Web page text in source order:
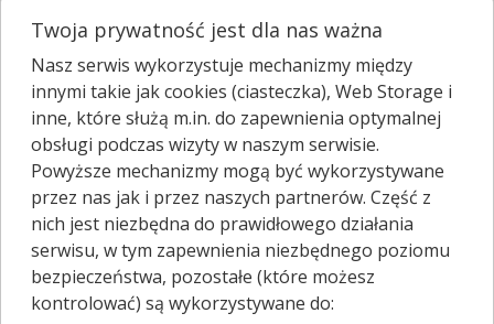
Sprawdź, które apteki w Wybudowaniu posiadają
Twój lek i zarezerwuj go już teraz!
Wpisz nazwę leku
Wybierz typ aptek
Wybudowaniu nie znaleźliśmy żadnej apteki. Najbliższa
Twoja prywatność jest dla nas ważna
Nasz serwis wykorzystuje mechanizmy między
innymi takie jak cookies (ciasteczka), Web Storage i
inne, które służą m.in. do zapewnienia optymalnej
obsługi podczas wizyty w naszym serwisie.
Powyższe mechanizmy mogą być wykorzystywane
przez nas jak i przez naszych partnerów. Część z
nich jest niezbędna do prawidłowego działania
serwisu, w tym zapewnienia niezbędnego poziomu
bezpieczeństwa, pozostałe (które możesz
kontrolować) są wykorzystywane do: